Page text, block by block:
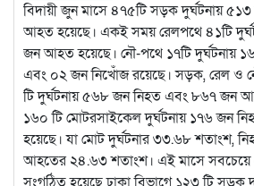
বিদায়ী জুন মাসে ৪৭৫টি সড়ক দুর্ঘটনায়
আহত হয়েছে। একই সময় রেলপথে ৪১টি
জন আহত হয়েছে। নৌ-পথে ১৭টি দুর্ঘটনায়
এবং ০২ জন নিখোঁজ রয়েছে। সড়ক, রেল ও
টি দুর্ঘটনায় ৫৬৮ জন নিহত এবং ৮৬৭ জন
১৬০ টি মোটরসাইকেল দুর্ঘটনায় ১৭৬ জন
হয়েছে। যা মোট দুর্ঘটনার ৩৩.৬৮ শতাংশ,
আহতের ২৪.৬৩ শতাংশ। এই মাসে সবচেয়ে